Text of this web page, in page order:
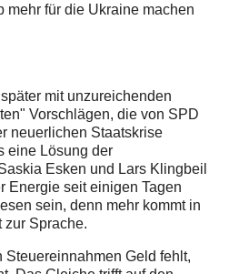
mehr für die Ukraine machen
mit unzureichenden
Vorschlägen, die von SPD
neuerlichen Staatskrise
eine Lösung der
Esken und Lars Klingbeil
Energie seit einigen Tagen
sein, denn mehr kommt in
zur Sprache.
Geld fehlt,